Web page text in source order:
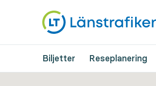
Biljetter Reseplanering